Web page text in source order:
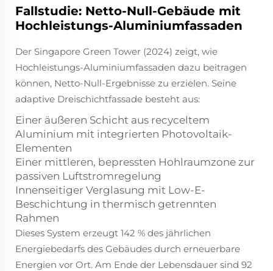
Fallstudie: Netto-Null-Gebäude mit
Hochleistungs-Aluminiumfassaden
Der Singapore Green Tower (2024) zeigt, wie
Hochleistungs-Aluminiumfassaden dazu beitragen
können, Netto-Null-Ergebnisse zu erzielen. Seine
adaptive Dreischichtfassade besteht aus:
Einer äußeren Schicht aus recyceltem
Aluminium mit integrierten Photovoltaik-
Elementen
Einer mittleren, bepressten Hohlraumzone zur
passiven Luftstromregelung
Innenseitiger Verglasung mit Low-E-
Beschichtung in thermisch getrennten
Rahmen
Dieses System erzeugt 142 % des jährlichen
Energiebedarfs des Gebäudes durch erneuerbare
Energien vor Ort. Am Ende der Lebensdauer sind 92